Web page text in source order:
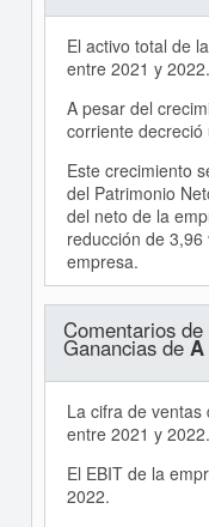
El activo total de
entre 2021 y 2022.
A pesar del
corriente decreció
Este crecimiento
del Patrimonio
del neto de la
reducción de
empresa.
Comentarios
Ganancias deA
La cifra de
entre 2021 y 2022.
El EBIT de la
2022.